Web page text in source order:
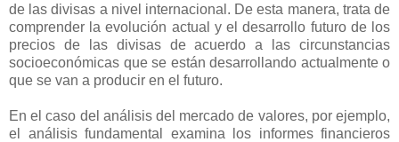
de las divisas a nivel internacional. De esta manera, trata de
comprender la evolución actual y el desarrollo futuro de los
precios de las divisas de acuerdo a las circunstancias
socioeconómicas que se están desarrollando actualmente o
que se van a producir en el futuro.
En el caso del análisis del mercado de valores, por ejemplo,
el análisis fundamental examina los informes financieros